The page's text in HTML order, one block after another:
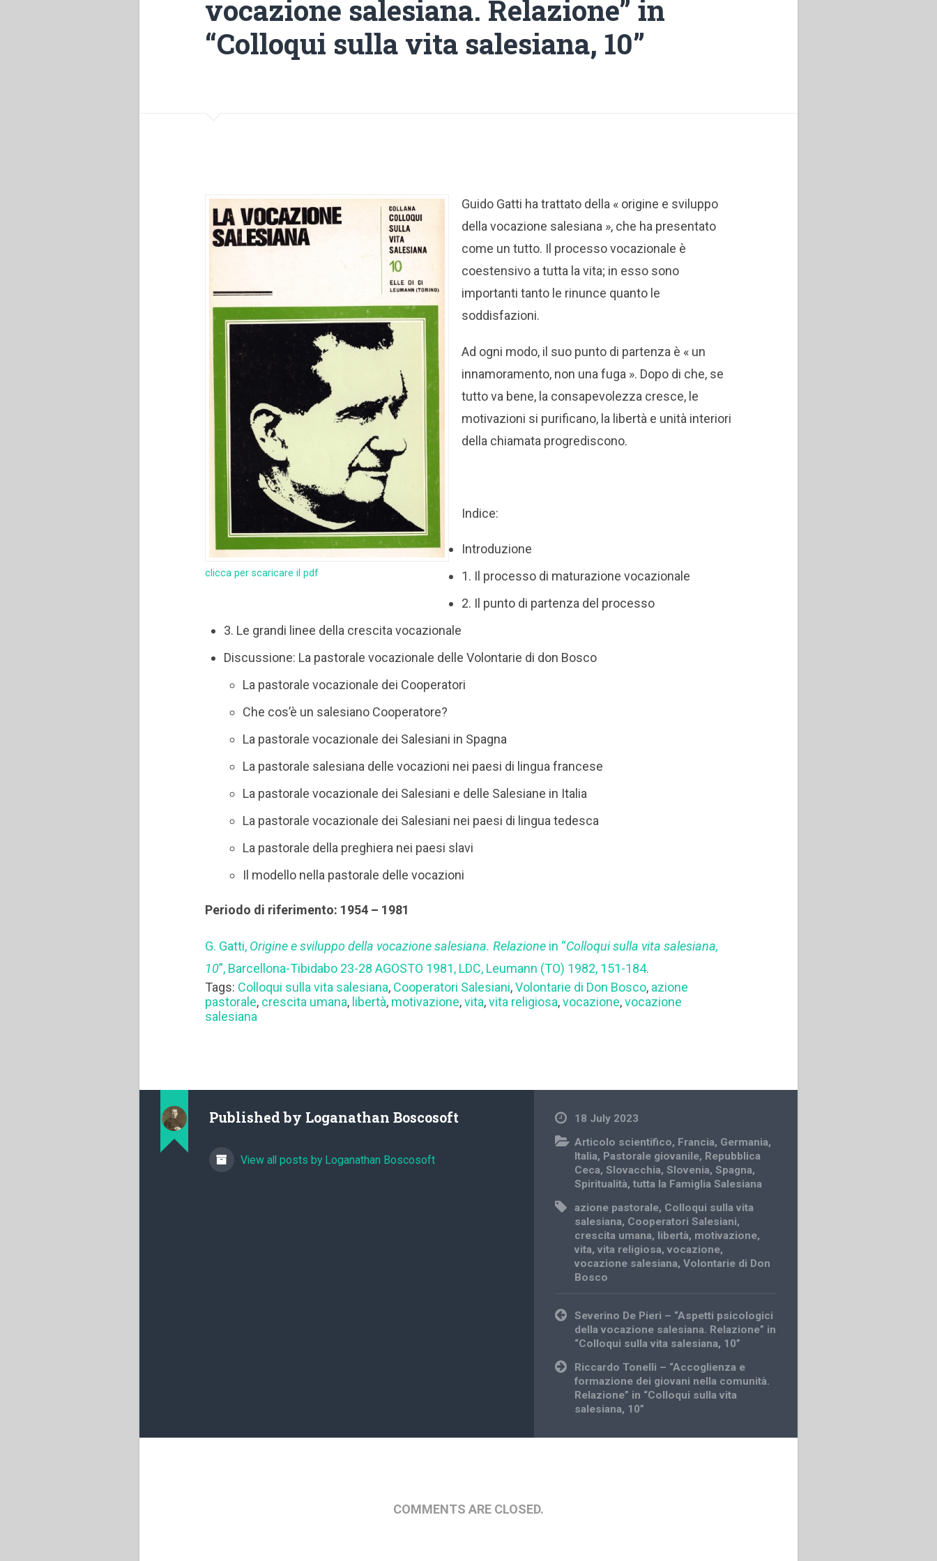
vocazione salesiana. Relazione” in
“Colloqui sulla vita salesiana, 10”
clicca per scaricare il pdf
Guido Gatti ha trattato della « origine e sviluppo
della vocazione salesiana », che ha presentato
come un tutto. Il processo vocazionale è
coestensivo a tutta la vita; in esso sono
importanti tanto le rinunce quanto le
soddisfazioni.
Ad ogni modo, il suo punto di partenza è « un
innamoramento, non una fuga ». Dopo di che, se
tutto va bene, la consapevolezza cresce, le
motivazioni si purificano, la libertà e unità interiori
della chiamata progrediscono.
Indice:
Introduzione
1. Il processo di maturazione vocazionale
2. Il punto di partenza del processo
3. Le grandi linee della crescita vocazionale
Discussione: La pastorale vocazionale delle Volontarie di don Bosco
La pastorale vocazionale dei Cooperatori
Che cos’è un salesiano Cooperatore?
La pastorale vocazionale dei Salesiani in Spagna
La pastorale salesiana delle vocazioni nei paesi di lingua francese
La pastorale vocazionale dei Salesiani e delle Salesiane in Italia
La pastorale vocazionale dei Salesiani nei paesi di lingua tedesca
La pastorale della preghiera nei paesi slavi
Il modello nella pastorale delle vocazioni
Periodo di riferimento: 1954 – 1981
G. Gatti, Origine e sviluppo della vocazione salesiana. Relazione in “Colloqui sulla vita salesiana,
10”, Barcellona-Tibidabo 23-28 AGOSTO 1981, LDC, Leumann (TO) 1982, 151-184.
Tags: Colloqui sulla vita salesiana, Cooperatori Salesiani,Volontarie di Don Bosco, azione
pastorale, crescita umana, libertà, motivazione,vita,vita religiosa,vocazione,vocazione
salesiana
Published by Loganathan Boscosoft
View all posts by Loganathan Boscosoft
18 July 2023
Articolo scientifico, Francia, Germania,
Italia, Pastorale giovanile, Repubblica
Ceca,Slovacchia,Slovenia,Spagna,
Spiritualità,tutta la Famiglia Salesiana
azione pastorale, Colloqui sulla vita
salesiana, Cooperatori Salesiani,
crescita umana, libertà, motivazione,
vita,vita religiosa,vocazione,
vocazione salesiana,Volontarie di Don
Bosco
Post
navigation
Severino De Pieri – “Aspetti psicologici
della vocazione salesiana. Relazione” in
“Colloqui sulla vita salesiana, 10”
Riccardo Tonelli – “Accoglienza e
formazione dei giovani nella comunità.
Relazione” in “Colloqui sulla vita
salesiana, 10”
COMMENTS ARE CLOSED.